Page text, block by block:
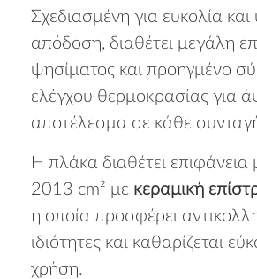
Σχεδιασμένη για ευκολία
απόδοση, διαθέτει μεγάλη
ψησίματος και προηγμένο
ελέγχου θερμοκρασίας για
αποτέλεσμα σε κάθε
Η πλάκα διαθέτει επιφάνεια
2013 cm² με κεραμική
η οποία προσφέρει
ιδιότητες και καθαρίζεται
χρήση.